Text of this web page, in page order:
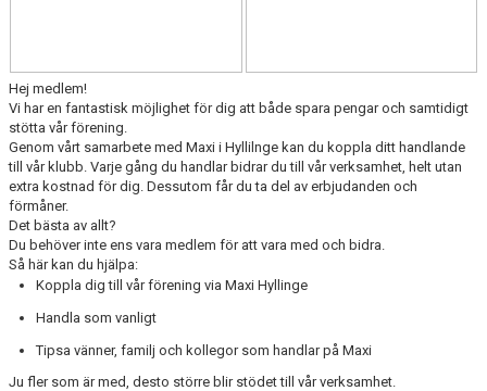
Hej medlem!
Vi har en fantastisk möjlighet för dig att både spara pengar och samtidigt
stötta vår förening.
Genom vårt samarbete med Maxi i Hyllilnge kan du koppla ditt handlande
till vår klubb. Varje gång du handlar bidrar du till vårverksamhet, helt utan
extra kostnad för dig. Dessutom får du ta del av erbjudanden och
förmåner.
Det bästa av allt?
Du behöver inte ens vara medlem för att vara med och bidra.
Så här kan du hjälpa:
Koppla dig till vår förening via Maxi Hyllinge
Handla som vanligt
Tipsa vänner, familj och kollegor som handlar på Maxi
Ju fler som är med, desto större blir stödet till vår verksamhet.